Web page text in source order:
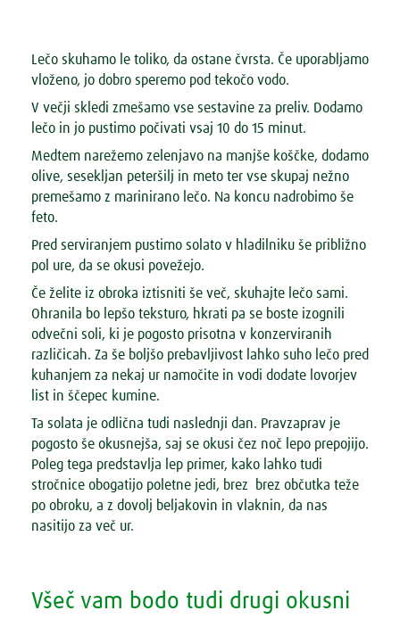
Lečo skuhamo le toliko, da ostane čvrsta. Če uporabljamo
vloženo, jo dobro speremo pod tekočo vodo.
V večji skledi zmešamo vse sestavine za preliv. Dodamo
lečo in jo pustimo počivati vsaj 10 do 15 minut.
Medtem narežemo zelenjavo na manjše koščke, dodamo
olive, sesekljan peteršilj in meto ter vse skupaj nežno
premešamo z marinirano lečo. Na koncu nadrobimo še
feto.
Pred serviranjem pustimo solato v hladilniku še približno
pol ure, da se okusi povežejo.
Če želite iz obroka iztisniti še več, skuhajte lečo sami.
Ohranila bo lepšo teksturo, hkrati pa se boste izognili
odvečni soli, ki je pogosto prisotna v konzerviranih
različicah. Za še boljšo prebavljivost lahko suho lečo pred
kuhanjem za nekaj ur namočite in vodi dodate lovorjev
list in ščepec kumine.
Ta solata je odlična tudi naslednji dan. Pravzaprav je
pogosto še okusnejša, saj se okusi čez noč lepo prepojijo.
Poleg tega predstavlja lep primer, kako lahko tudi
stročnice obogatijo poletne jedi, brez brez občutka teže
po obroku, a z dovolj beljakovin in vlaknin, da nas
nasitijo za več ur.
Všeč vam bodo tudi drugi okusni